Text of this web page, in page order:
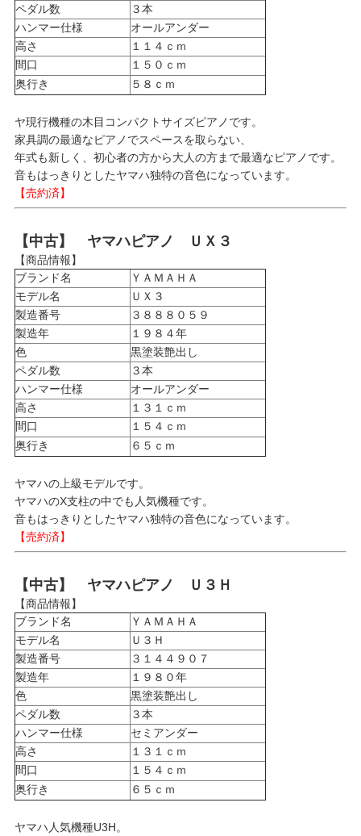
ペダル数
３本
ハンマー仕様
オールアンダー
高さ
１１４ｃｍ
間口
１５０ｃｍ
奥行き
５８ｃｍ
ヤ現行機種の木目コンパクトサイズピアノです。
家具調の最適なピアノでスペースを取らない、
年式も新しく、初心者の方から大人の方まで最適なピアノです。
音もはっきりとしたヤマハ独特の音色になっています。
【売約済】
【中古】 ヤマハピアノ ＵＸ３
【商品情報】
ブランド名
ＹＡＭＡＨＡ
モデル名
ＵＸ３
製造番号
３８８８０５９
製造年
１９８４年
色
黒塗装艶出し
ペダル数
３本
ハンマー仕様
オールアンダー
高さ
１３１ｃｍ
間口
１５４ｃｍ
奥行き
６５ｃｍ
ヤマハの上級モデルです。
ヤマハのX支柱の中でも人気機種です。
音もはっきりとしたヤマハ独特の音色になっています。
【売約済】
【中古】 ヤマハピアノ Ｕ３Ｈ
【商品情報】
ブランド名
ＹＡＭＡＨＡ
モデル名
Ｕ３Ｈ
製造番号
３１４４９０７
製造年
１９８０年
色
黒塗装艶出し
ペダル数
３本
ハンマー仕様
セミアンダー
高さ
１３１ｃｍ
間口
１５４ｃｍ
奥行き
６５ｃｍ
ヤマハ人気機種U3H。